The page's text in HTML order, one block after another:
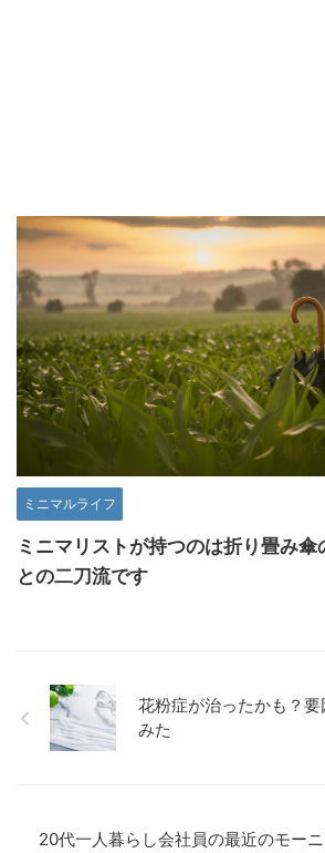
ミニマルライフ
ミニマリストが持つのは折り畳み
との二刀流です
花粉症が治ったかも？
みた
20代一人暮らし会社員の最近のモー